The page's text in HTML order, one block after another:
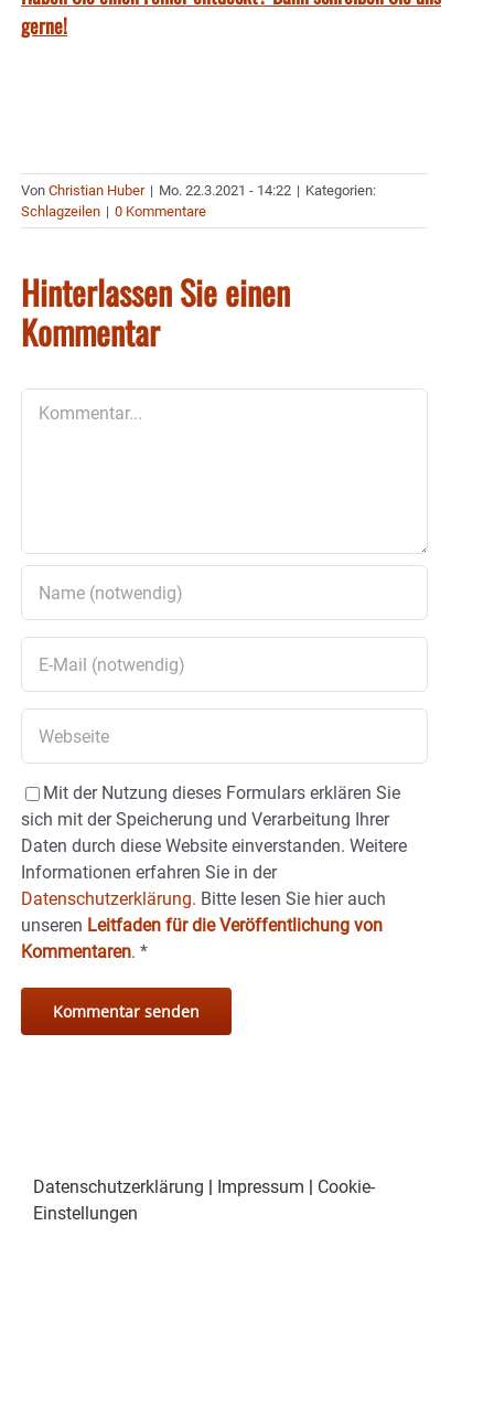
gerne!
Von Christian Huber | Mo. 22.3.2021 - 14:22 | Kategorien:
Schlagzeilen | 0 Kommentare
Hinterlassen Sie einen
Kommentar
Mit der Nutzung dieses Formulars erklären Sie
sich mit der Speicherung und Verarbeitung Ihrer
Daten durch diese Website einverstanden. Weitere
Informationen erfahren Sie in der
Datenschutzerklärung. Bitte lesen Sie hier auch
unseren Leitfaden für die Veröffentlichung von
Kommentaren. *
Datenschutzerklärung Impressum
Cookie-
Einstellungen